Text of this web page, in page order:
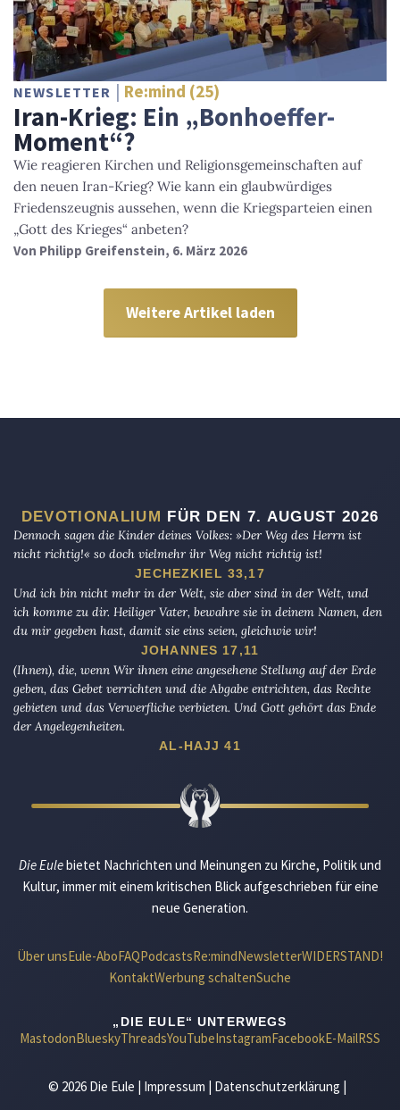
NEWSLETTER Re:mind (25)
Iran-Krieg: Ein „Bonhoeffer-
Moment“?
Wie reagieren Kirchen und Religionsgemeinschaften auf
den neuen Iran-Krieg? Wie kann ein glaubwürdiges
Friedenszeugnis aussehen, wenn die Kriegsparteien einen
„Gott des Krieges“ anbeten?
Von Philipp Greifenstein, 6. März 2026
Weitere Artikel laden
DEVOTIONALIUM FÜR DEN 7. AUGUST 2026
Dennoch sagen die Kinder deines Volkes: »Der Weg des Herrn ist
nicht richtig!« so doch vielmehr ihr Weg nicht richtig ist!
JECHEZKIEL 33,17
Und ich bin nicht mehr in der Welt, sie aber sind in der Welt, und
ich komme zu dir. Heiliger Vater, bewahre sie in deinem Namen, den
du mir gegeben hast, damit sie eins seien, gleichwie wir!
JOHANNES 17,11
(Ihnen), die, wenn Wir ihnen eine angesehene Stellung auf der Erde
geben, das Gebet verrichten und die Abgabe entrichten, das Rechte
gebieten und das Verwerfliche verbieten. Und Gott gehört das Ende
der Angelegenheiten.
AL-HAJJ 41
Die Eulebietet Nachrichten und Meinungen zu Kirche, Politik und
Kultur, immer mit einem kritischen Blick aufgeschrieben für eine
neue Generation.
Über unsEule-AboFAQPodcastsRe:mindNewsletterWIDERSTAND!
KontaktWerbung schaltenSuche
„DIE EULE“ UNTERWEGS
MastodonBlueskyThreadsYouTubeInstagramFacebookE-MailRSS
© 2026 Die Eule | Impressum Datenschutzerklärung